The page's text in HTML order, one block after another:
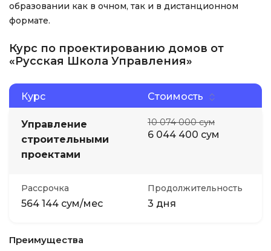
образовании как в очном, так и в дистанционном
формате.
Курс по проектированию домов от
«Русская Школа Управления»
Курс Стоимость
Управление
строительными
проектами
10 074 000 сум
6 044 400 сум
Рассрочка
564 144 сум/мес
Продолжительность
3 дня
Преимущества